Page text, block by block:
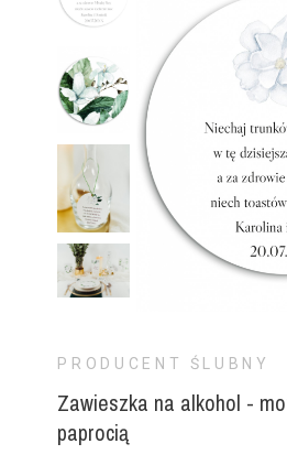
PRODUCENT ŚLUBNY
Zawieszka na alkohol -
paprocią